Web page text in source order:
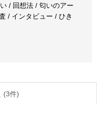
/ 回想法 / 匂いのアー
/ インタビュー / ひき
(3件)